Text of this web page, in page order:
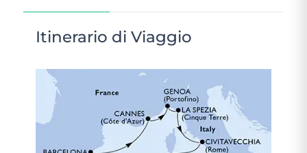
Itinerario di Viaggio